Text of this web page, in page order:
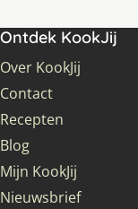
Ontdek KookJij
Over KookJij
Contact
Recepten
Blog
Mijn KookJij
Nieuwsbrief